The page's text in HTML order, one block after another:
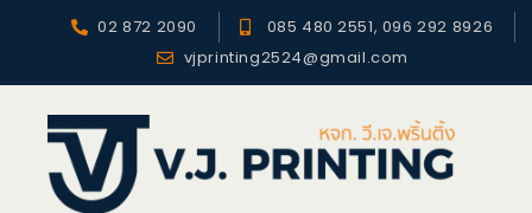
02 872 2090
085 480 2551, 096 292 8926
vjprinting2524@gmail.com